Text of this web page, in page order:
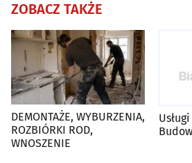
ZOBACZ TAKŻE
DEMONTAŻE, WYBURZENIA,
ROZBIÓRKI ROD,
WNOSZENIE